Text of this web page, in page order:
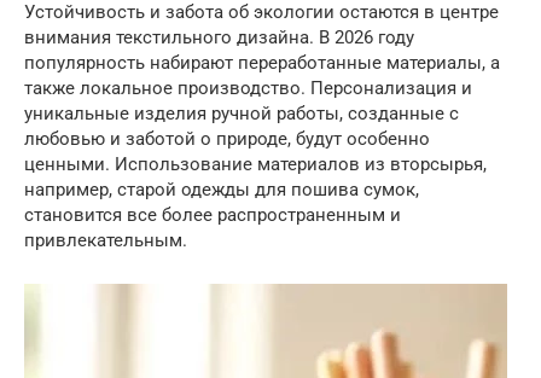
Устойчивость и забота об экологии остаются в центре
внимания текстильного дизайна. В 2026 году
популярность набирают переработанные материалы, а
также локальное производство. Персонализация и
уникальные изделия ручной работы, созданные с
любовью и заботой о природе, будут особенно
ценными. Использование материалов из вторсырья,
например, старой одежды для пошива сумок,
становится все более распространенным и
привлекательным.